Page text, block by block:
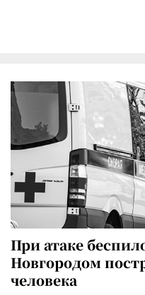
При атаке
Новгородом
человека